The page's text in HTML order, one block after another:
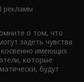
рекламы
о том, что
задеть чувства
косвенно имеющих
которые
будут